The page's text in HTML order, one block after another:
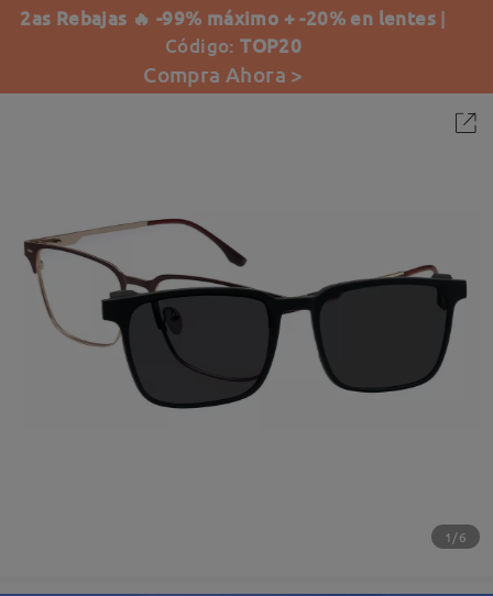
2as Rebajas 🔥 -99% máximo + -20% en lentes |
Código:TOP20
Compra Ahora >
1/6